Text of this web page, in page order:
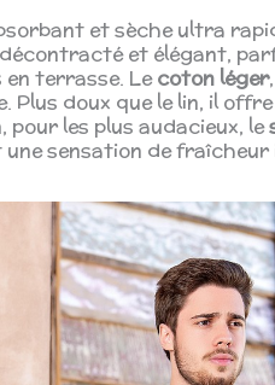
et sèche ultra
et élégant,
en terrasse. Lecoton léger
Plus doux que le lin, il
les plus audacieux, le
sensation de fraîcheur